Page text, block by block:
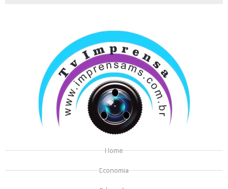
Home
Economia